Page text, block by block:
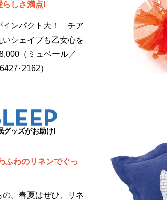
らしさ満点!
インパクト大！ チア
シェイプも乙女心を
（ミュベール／
･2162）
グッズがお助け!
わのリネンでぐっ
。春夏はぜひ、リネ